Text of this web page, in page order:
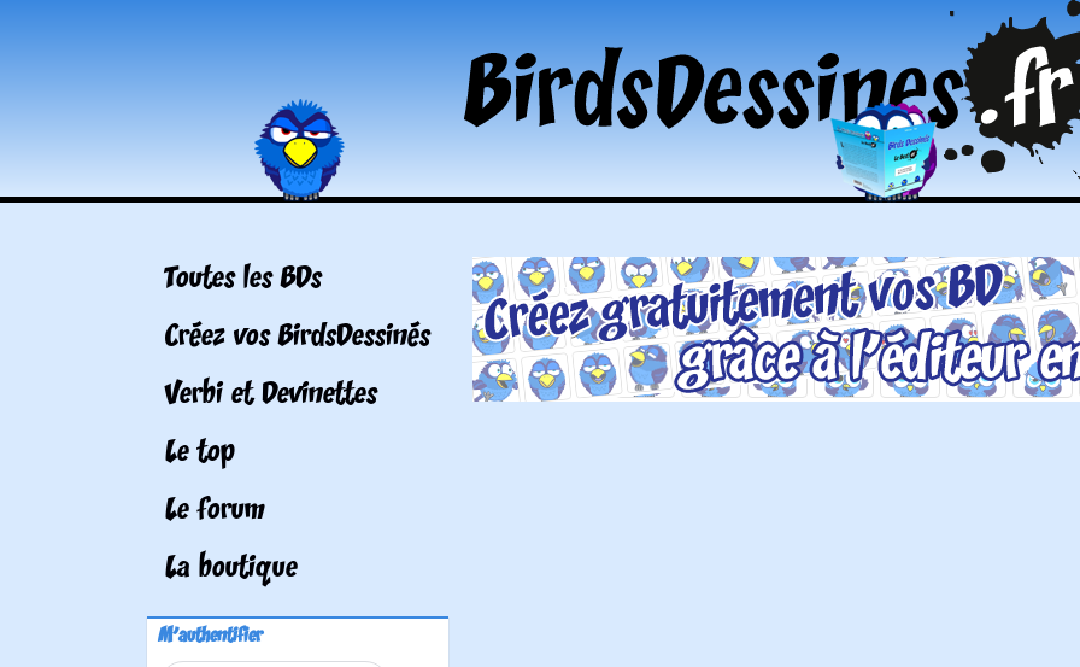
Toutes les BDs
Créez vos BirdsDessinés
Verbi et Devinettes
Le top
Le forum
La boutique
M'authentifier